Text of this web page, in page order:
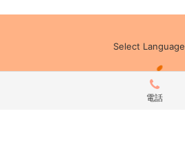
Select Language
電話